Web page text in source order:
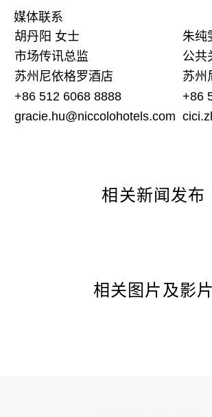
媒体联系
胡丹阳 女士
朱
市场传讯总监
公共
苏州尼依格罗酒店
苏州
+86 512 6068 8888
+86
gracie.hu@niccolohotels.com
相关新闻发布
相关图片及影片